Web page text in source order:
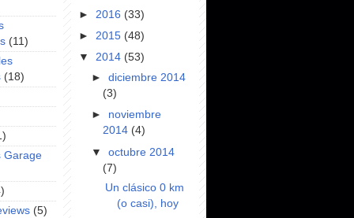
(11)
(18)
Garage
(5)
► 2016 (33)
► 2015 (48)
▼ 2014 (53)
►diciembre 2014
(3)
► noviembre
2014 (4)
▼octubre 2014
(7)
Un clásico 0 km
(o casi), hoy